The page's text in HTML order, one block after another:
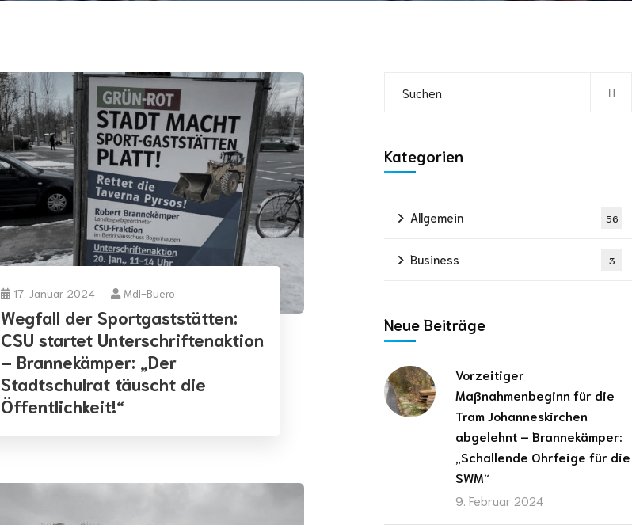
17. Januar 2024 Mdl-Buero
Wegfall der Sportgaststätten:
CSU startet Unterschriftenaktion
– Brannekämper: „Der
Stadtschulrat täuscht die
Öffentlichkeit!“
Kategorien
Allgemein 56
Business 3
Neue Beiträge
Vorzeitiger
Maßnahmenbeginn für die
Tram Johanneskirchen
abgelehnt – Brannekämper:
„Schallende Ohrfeige für die
SWM“
9. Februar 2024